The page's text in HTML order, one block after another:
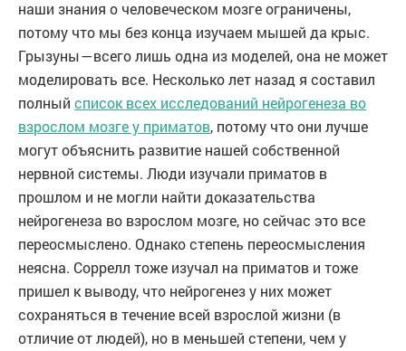
наши знания о человеческом мозге ограничены,
потому что мы без конца изучаем мышей да крыс.
Грызуны — всего лишь одна из моделей, она не может
моделировать все. Несколько лет назад я составил
полный список всех исследований нейрогенеза во
взрослом мозге у приматов, потому что они лучше
могут объяснить развитие нашей собственной
нервной системы. Люди изучали приматов в
прошлом и не могли найти доказательства
нейрогенеза во взрослом мозге, но сейчас это все
переосмыслено. Однако степень переосмысления
неясна. Соррелл тоже изучал на приматов и тоже
пришел к выводу, что нейрогенез у них может
сохраняться в течение всей взрослой жизни (в
отличие от людей), но в меньшей степени, чем у